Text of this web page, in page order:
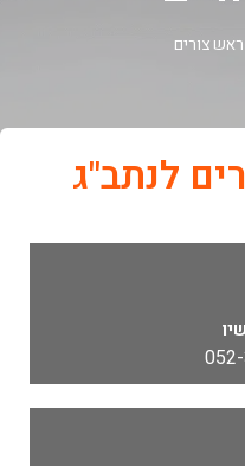
ראש צורים
לנתב"ג